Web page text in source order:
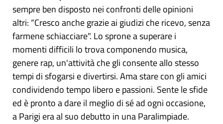
sempre ben disposto nei confronti delle opinioni
altri: “Cresco anche grazie ai giudizi che ricevo, senza
farmene schiacciare". Lo sprone a superare i
momenti difficili lo trova componendo musica,
genere rap, un'attività che gli consente allo stesso
tempi di sfogarsi e divertirsi. Ama stare con gli amici
condividendo tempo libero e passioni. Sente le sfide
ed è pronto a dare il meglio di sé ad ogni occasione,
a Parigi era al suo debutto in una Paralimpiade.